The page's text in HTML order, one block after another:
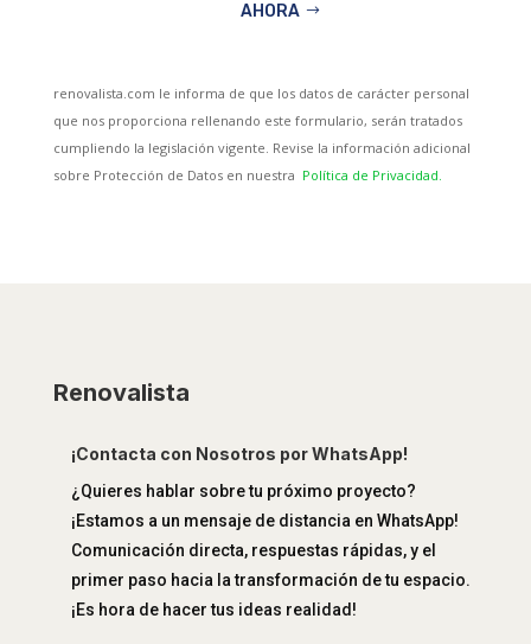
AHORA
renovalista.com le informa de que los datos de carácter personal
que nos proporciona rellenando este formulario, serán tratados
cumpliendo la legislación vigente. Revise la información adicional
sobre Protección de Datos en nuestra Política de Privacidad.
Renovalista
¡Contacta con Nosotros por WhatsApp!
¿Quieres hablar sobre tu próximo proyecto?
¡Estamos a un mensaje de distancia en WhatsApp!
Comunicación directa, respuestas rápidas, y el
primer paso hacia la transformación de tu espacio.
¡Es hora de hacer tus ideas realidad!